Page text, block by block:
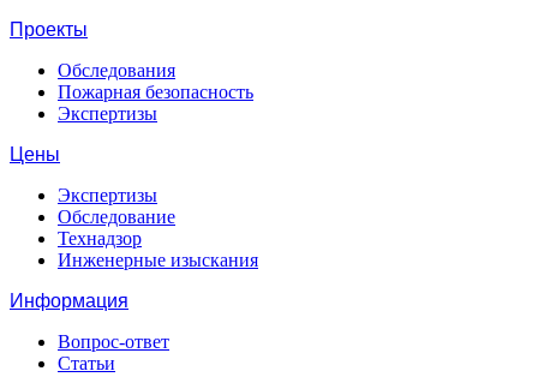
Проекты
Обследования
Пожарная безопасность
Экспертизы
Цены
Экспертизы
Обследование
Технадзор
Инженерные изыскания
Информация
Вопрос-ответ
Статьи